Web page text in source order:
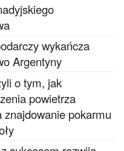
wykańcza
Argentyny
o tym, jak
powietrza
znajdowanie pokarmu